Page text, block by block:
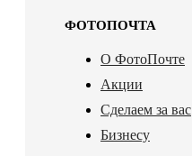
ФОТОПОЧТА
О ФотоПочте
Акции
Сделаем за вас
Бизнесу